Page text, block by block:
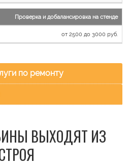
Проверка и добалансировка на стенде
от 2500 до 3000 руб.
по ремонту
ВЫХОДЯТ ИЗ